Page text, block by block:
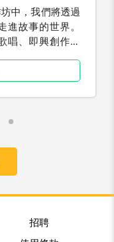
中，我們將透過
進故事的世界。
唱、即興創作，
」、「悲傷」與
好感受、好好告
招聘